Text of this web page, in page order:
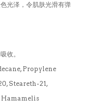
光泽，令肌肤光滑有弹
收。
Propylene
Steareth-21,